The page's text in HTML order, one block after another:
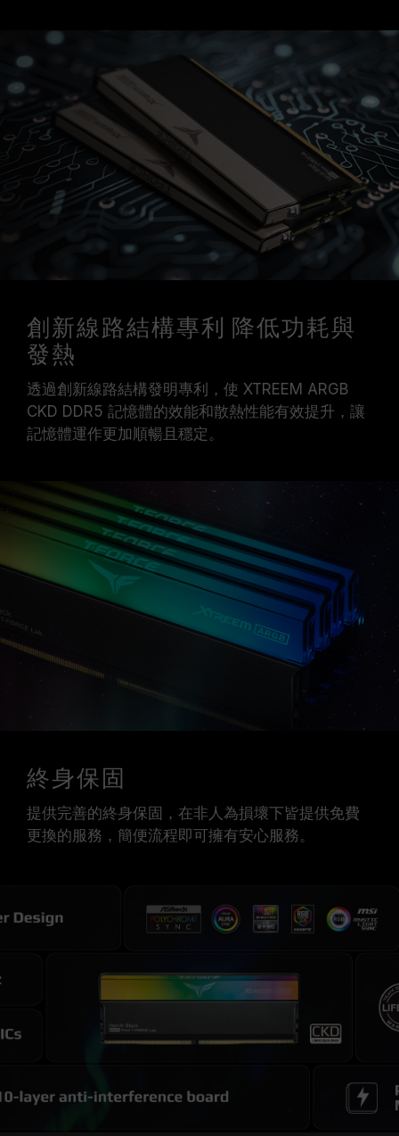
創新線路結構專利 降低功耗與
發熱
透過創新線路結構發明專利，使 XTREEM ARGB
CKD DDR5 記憶體的效能和散熱性能有效提升，讓
記憶體運作更加順暢且穩定。
終身保固
提供完善的終身保固，在非人為損壞下皆提供免費
更換的服務，簡便流程即可擁有安心服務。